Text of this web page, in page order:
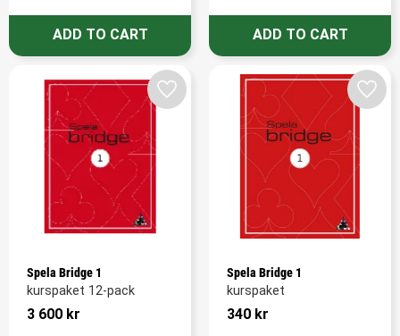
Spela Bridge 1
kurspaket 12-pack
3 600 kr
Add to favorites
Spela Bridge 1
kurspaket
340 kr
Add